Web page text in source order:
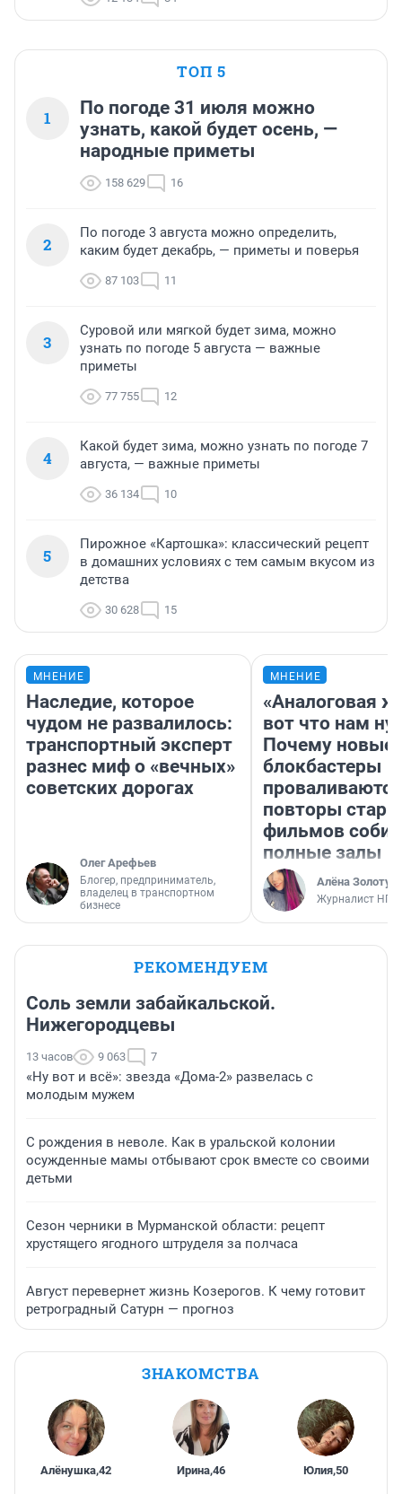
ТОП 5
1
По погоде 31 июля можно
узнать, какой будет осень, —
народные приметы
158 629 16
2
По погоде 3 августа можно определить,
каким будет декабрь, — приметы и поверья
87 103 11
3
Суровой или мягкой будет зима, можно
узнать по погоде 5 августа — важные
приметы
77 755 12
4
Какой будет зима, можно узнать по погоде 7
августа, — важные приметы
36 134 10
5
Пирожное «Картошка»: классический рецепт
в домашних условиях с тем самым вкусом из
детства
30 628 15
МНЕНИЕ
Наследие, которое
чудом не развалилось:
транспортный эксперт
разнес миф о «вечных»
советских дорогах
Олег Арефьев
Блогер, предприниматель,
владелец в транспортном
бизнесе
МНЕНИЕ
«Аналоговая
вот что нам
Почему новые
блокбастеры
повторы
фильмов
полные залы
Алёна
Журналист НГС
РЕКОМЕНДУЕМ
Соль земли забайкальской.
Нижегородцевы
13 часов 9 063 7
«Ну вот и всё»: звезда «Дома-2» развелась с
молодым мужем
С рождения в неволе. Как в уральской колонии
осужденные мамы отбывают срок вместе со своими
детьми
Сезон черники в Мурманской области: рецепт
хрустящего ягодного штруделя за полчаса
Август перевернет жизнь Козерогов. К чему готовит
ретроградный Сатурн — прогноз
ЗНАКОМСТВА
Алёнушка,42 Ирина,46 Юлия,50